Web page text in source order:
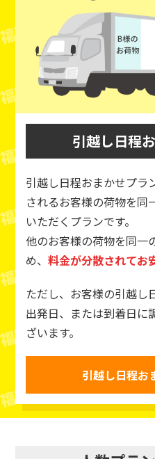
引越し日程
引越し日程おまかせプラ
されるお客様の荷物を同
いただくプランです。
他のお客様の荷物を同一
め、料金が分散されてお
ただし、お客様の引越し
出発日、または到着日に
ざいます。
引越し日程お